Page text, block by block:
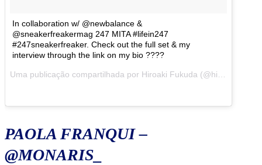
In collaboration w/ @newbalance &
@sneakerfreakermag 247 MITA #lifein247
#247sneakerfreaker. Check out the full set & my
interview through the link on my bio ????
Uma publicação compartilhada por Hiroaki Fukuda (@hirozzzz) em
PAOLA FRANQUI –
@MONARIS_